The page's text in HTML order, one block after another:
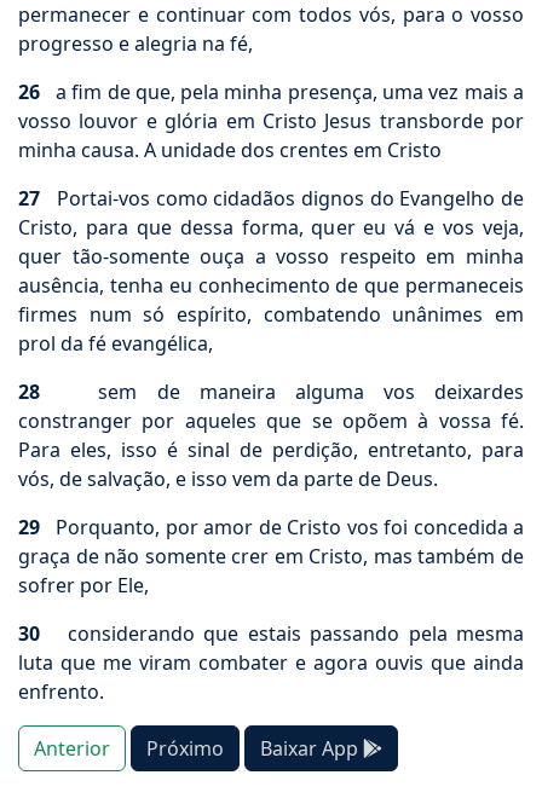
permanecer e continuar com todos vós, para o vosso
progresso e alegria na fé,
26 a fim de que, pela minha presença, uma vez mais a
vosso louvor e glória em Cristo Jesus transborde por
minha causa. A unidade dos crentes em Cristo
27 Portai-vos como cidadãos dignos do Evangelho de
Cristo, para que dessa forma, quer eu vá e vos veja,
quer tão-somente ouça a vosso respeito em minha
ausência, tenha eu conhecimento de que permaneceis
firmes num só espírito, combatendo unânimes em
prol da fé evangélica,
28 sem de maneira alguma vos deixardes
constranger por aqueles que se opõem à vossa fé.
Para eles, isso é sinal de perdição, entretanto, para
vós, de salvação, e isso vem da parte de Deus.
29 Porquanto, por amor de Cristo vos foi concedida a
graça de não somente crer em Cristo, mas também de
sofrer por Ele,
30 considerando que estais passando pela mesma
luta que me viram combater e agora ouvis que ainda
enfrento.
Anterior Próximo Baixar App